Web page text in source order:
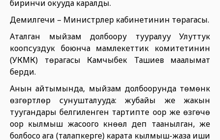
биринчи окууда каралды.
Демилгечи – Министрлер кабинетинин төрагасы.
Аталган мыйзам долбоору тууралуу Улуттук
коопсуздук боюнча мамлекеттик комитетинин
(УКМК) төрагасы Камчыбек Ташиев маалымат
берди.
Анын айтымында, мыйзам долбоорунда төмөнкү
өзгөртүүлөр сунушталууда: жубайы же жакын
туугандары белгиленген тартипте оор же өзгөчө
оор кылмыш жасоого күнөөлүү деп таанылган, же
болбосо ага (талапкерге) карата кылмыш-жаза иши